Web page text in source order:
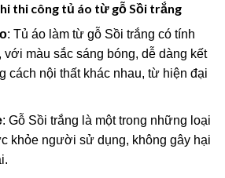
thi công tủ áo từ gỗ Sồi trắng
: Tủ áo làm từ gỗ Sồi trắng có tính
màu sắc sáng bóng, dễ dàng kết
cách nội thất khác nhau, từ hiện đại
: Gỗ Sồi trắng là một trong những loại
khỏe người sử dụng, không gây hại